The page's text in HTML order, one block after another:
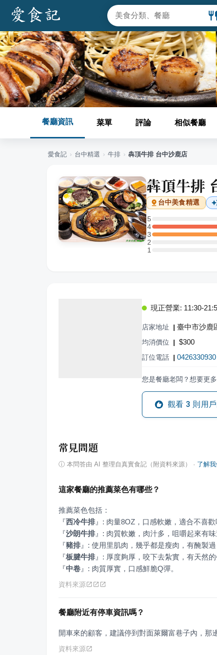
餐廳資訊 菜單 評論 相似餐廳
愛食記 › 台中精選 › 牛排 › 犇頂牛排 台中沙鹿店
犇頂牛排
台中美食精選
5
5 星：0 則評論
4
4 星：1 則評論
3
3 星：1 則評論
2
2 星：0 則評論
11 星：0 則評論
現正營業: 11:30-
店家地址 | 臺中市沙鹿
均消價位 | $300
訂位電話 | 0426330930
您是餐廳老闆？想要更
觀看 3 則用
常見問題
ⓘ 本問答由 AI 整理自真實食記（附資料來源） · 了解
這家餐廳的推薦菜色有哪些？
『西冷牛排』
『沙朗牛排』
『豬排』
『板腱牛排』
『中卷 』 : 肉質厚實，口感鮮脆Q彈。
資料來源
餐廳附近有停車資訊嗎？
開車來的顧客，建議停到對面萊爾富巷子內，那
資料來源